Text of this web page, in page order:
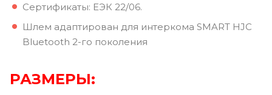
Сертификаты: ЕЭК 22/06.
Шлем адаптирован для интеркома SMART HJC
Bluetooth 2-го поколения
РАЗМЕРЫ: